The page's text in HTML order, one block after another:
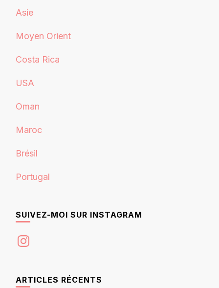
Asie
Moyen Orient
Costa Rica
USA
Oman
Maroc
Brésil
Portugal
SUIVEZ-MOI SUR INSTAGRAM
Instagram
ARTICLES RÉCENTS